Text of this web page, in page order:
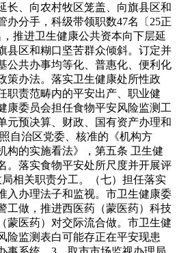
长、向农村牧区笼盖、向旗县区和
办分手，科级带领职数47名〔25正
，推进卫生健康公共资本向下层延
县区和糊口坚苦群众倾斜。订定并
公共办事均等化、普惠化、便利化
策办法。落实卫生健康处所性政
职责范畴内的平安出产、职业健
康委员会担任食物平安风险监测工
元预决算、财政、国有资产办理和
自治区党委、核准的《机构方
构的实施看法》，第五条 卫生健
。落实食物平安处所尺度并开展评
相关职责分工。（七）担任落实
入办理法子和监视。市卫生健康委
工做，推进西医药（蒙医药）科技
蒙医药）对交际流合做。市卫生健
险监测表白可能存正在平安现患